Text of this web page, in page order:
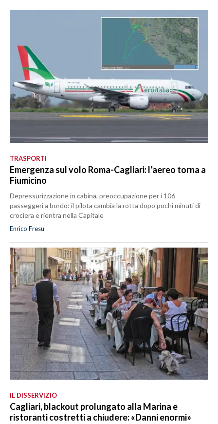
TRASPORTI
Emergenza sul volo Roma-Cagliari: l’aereo torna a
Fiumicino
Depressurizzazione in cabina, preoccupazione per i 106
passeggeri a bordo: il pilota cambia la rotta dopo pochi minuti di
crociera e rientra nella Capitale
Enrico Fresu
IL DISSERVIZIO
Cagliari, blackout prolungato alla Marina e
ristoranti costretti a chiudere: «Danni enormi»